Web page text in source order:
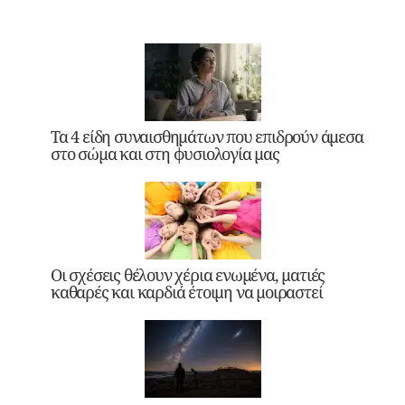
Τα 4 είδη συναισθημάτων που επιδρούν άμεσα
στο σώμα και στη φυσιολογία μας
Οι σχέσεις θέλουν χέρια ενωμένα, ματιές
καθαρές και καρδιά έτοιμη να μοιραστεί